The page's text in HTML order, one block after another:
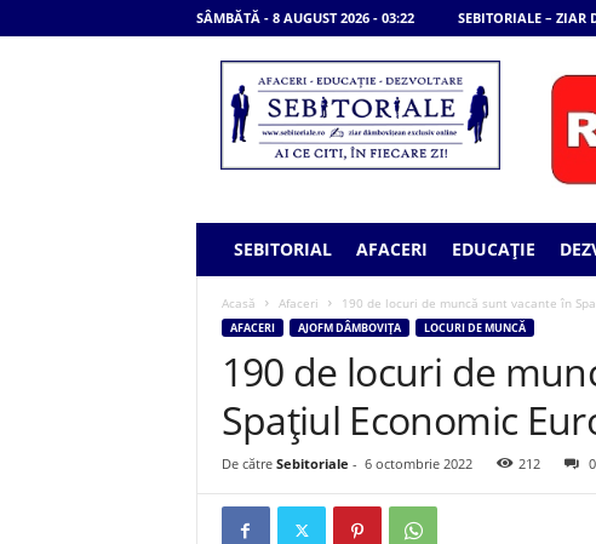
SÂMBĂTĂ - 8 AUGUST 2026 - 03:22 SEBITORIALE – ZIAR
SEBITORIAL AFACERI EDUCAȚIE
Acasă Afaceri 190 de locuri de muncă sunt vacante în
AFACERI AJOFM DÂMBOVIȚA LOCURI DE MUNCĂ
190 de locuri de
Spaţiul Economic
De către Sebitoriale - 6 octombrie 2022 212 0